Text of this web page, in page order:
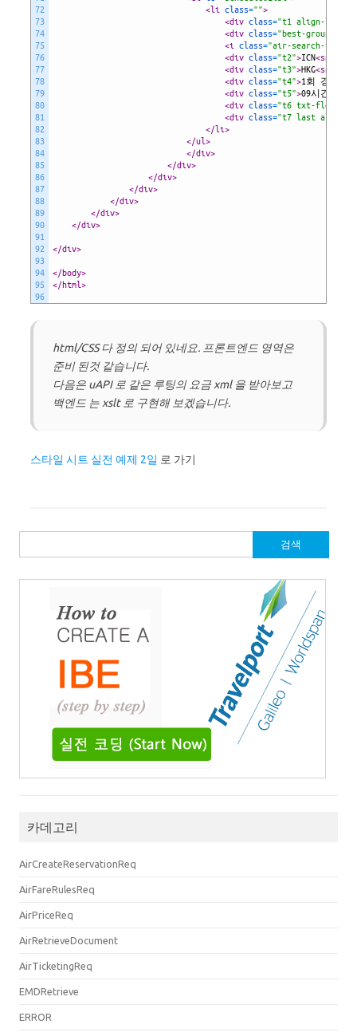
72
73
74
75
76
77
78
79
80
81
82
83
84
85
86
87
88
89
90
91
92
93
94
95
96
<li class="">
<div class="t1 align-left"
<div class="best-group"
<i class="air-search-icon"
<div class="t2">ICN<span
<div class="t3">HKG<span
<div class="t4">1회 경유
<div class="t5">09시간 10분
<div class="t6 txt-flow
<div class="t7 last align-
</li>
</ul>
</div>
</div>
</div>
</div>
</div>
</div>
</div>
</div>
</body>
</html>
html/CSS 다 정의 되어 있네요. 프론트엔드 영역은
준비 된것 같습니다.
다음은 uAPI 로 같은 루팅의 요금 xml 을 받아보고
백엔드 는 xslt 로 구현해 보겠습니다.
스타일 시트 실전 예제 2일 로 가기
색:
카데고리
AirCreateReservationReq
AirFareRulesReq
AirPriceReq
AirRetrieveDocument
AirTicketingReq
EMDRetrieve
ERROR